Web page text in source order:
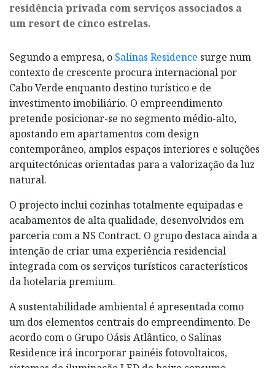
residência privada com serviços associados a
um resort de cinco estrelas.
Segundo a empresa, o Salinas Residence surge num
contexto de crescente procura internacional por
Cabo Verde enquanto destino turístico e de
investimento imobiliário. O empreendimento
pretende posicionar-se no segmento médio-alto,
apostando em apartamentos com design
contemporâneo, amplos espaços interiores e soluções
arquitectónicas orientadas para a valorização da luz
natural.
O projecto inclui cozinhas totalmente equipadas e
acabamentos de alta qualidade, desenvolvidos em
parceria com a NS Contract. O grupo destaca ainda a
intenção de criar uma experiência residencial
integrada com os serviços turísticos característicos
da hotelaria premium.
A sustentabilidade ambiental é apresentada como
um dos elementos centrais do empreendimento. De
acordo com o Grupo Oásis Atlântico, o Salinas
Residence irá incorporar painéis fotovoltaicos,